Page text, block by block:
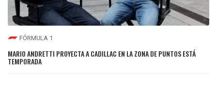
FÓRMULA 1
MARIO ANDRETTI PROYECTA A CADILLAC EN LA ZONA DE PUNTOS ESTÁ
TEMPORADA